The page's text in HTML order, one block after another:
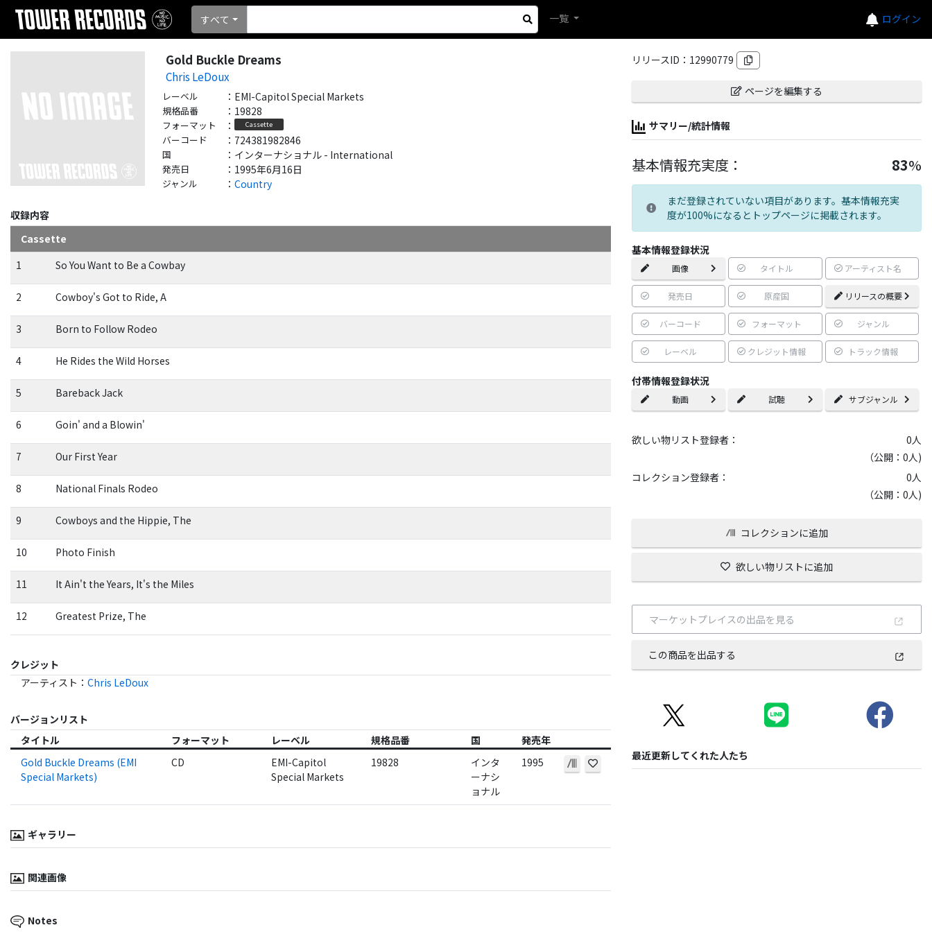
ログイン
すべて 一覧
Gold Buckle Dreams
Chris LeDoux
レーベル ： EMI-Capitol Special Markets
規格品番 ： 19828
フォーマット ： Cassette
バーコード ： 724381982846
国 ： インターナショナル - International
発売日 ： 1995年6月16日
ジャンル ： Country
収録内容
Cassette
1
So You Want to Be a Cowbay
2 Cowboy's Got to Ride, A
3 Born to Follow Rodeo
4 He Rides the Wild Horses
5 Bareback Jack
6 Goin' and a Blowin'
7 Our First Year
8 National Finals Rodeo
9 Cowboys and the Hippie, The
10 Photo Finish
11 It Ain't the Years, It's the Miles
12 Greatest Prize, The
クレジット
アーティスト ： Chris LeDoux
バージョンリスト
タイトル
フォーマット レーベル 規格品番 国
発売年
Gold Buckle Dreams (EMI
Special Markets)
CD
EMI-Capitol
Special Markets
19828
インタ
ーナシ
ョナル
1995
ギャラリー
関連画像
Notes
リリースID： 12990779
ページを編集する
サマリー/統計情報
基本情報充実度： 83%
まだ登録されていない項目があります。基本情報充実
度が100%になるとトップページに掲載されます。
基本情報登録状況
画像 タイトル アーティスト名
発売日 原産国 リリースの概要
バーコード フォーマット ジャンル
レーベル クレジット情報 トラック情報
付帯情報登録状況
動画 試聴 サブジャンル
欲しい物リスト登録者： 0人
（公開：0人)
コレクション登録者：
0人
（公開：0人)
コレクションに追加
欲しい物リストに追加
マーケットプレイスの出品を見る
この商品を出品する
最近更新してくれた人たち